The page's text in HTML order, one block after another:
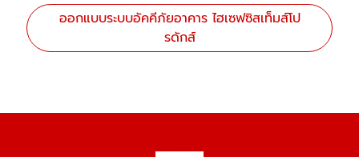
ออกแบบระบบอัคคีภัยอาคาร ไฮเซฟซิสเท็มส์โป
รดักส์